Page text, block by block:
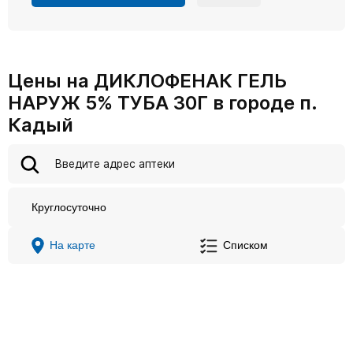
Цены на ДИКЛОФЕНАК ГЕЛЬ
НАРУЖ 5% ТУБА 30Г в городе п.
Кадый
Круглосуточно
На карте Списком